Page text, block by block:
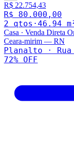
R$ 22.754,43
R$ 80.000,00
2 qtos · 46.94
Casa · Venda Direta
Ceara-mirim — RN
Planalto · Rua
72% OFF